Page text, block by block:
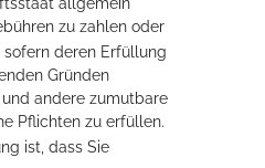
allgemein
zu zahlen oder
deren Erfüllung
Gründen
andere zumutbare
Pflichten zu erfüllen.
ist, dass Sie